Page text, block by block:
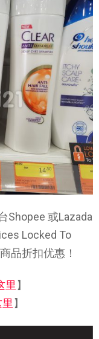
Shopee 或Lazada
Locked To
品折扣优惠！
里】
】